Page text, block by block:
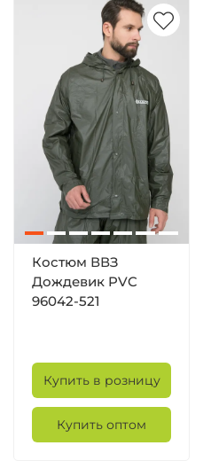
Костюм ВВЗ
Дождевик PVC
96042-521
Купить в розницу
Купить оптом